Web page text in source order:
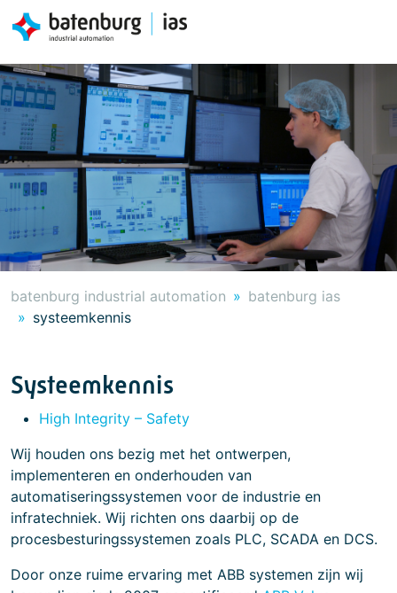
batenburg industrial automation
batenburg ias
systeemkennis
Systeemkennis
High Integrity – Safety
Wij houden ons bezig met het ontwerpen,
implementeren en onderhouden van
automatiseringssystemen voor de industrie en
infratechniek. Wij richten ons daarbij op de
procesbesturingssystemen zoals PLC, SCADA en DCS.
Door onze ruime ervaring met ABB systemen zijn wij